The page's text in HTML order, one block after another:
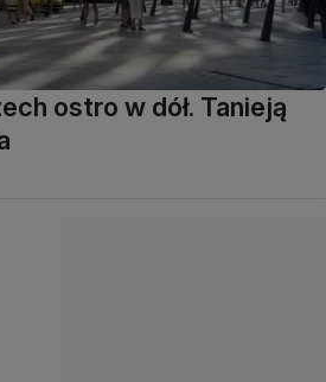
ostro w dół. Tanieją